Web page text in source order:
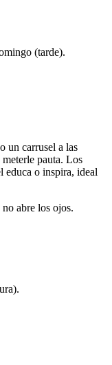
(tarde).
un carrusel a las
pauta. Los
educa o inspira, ideal
abre los ojos.